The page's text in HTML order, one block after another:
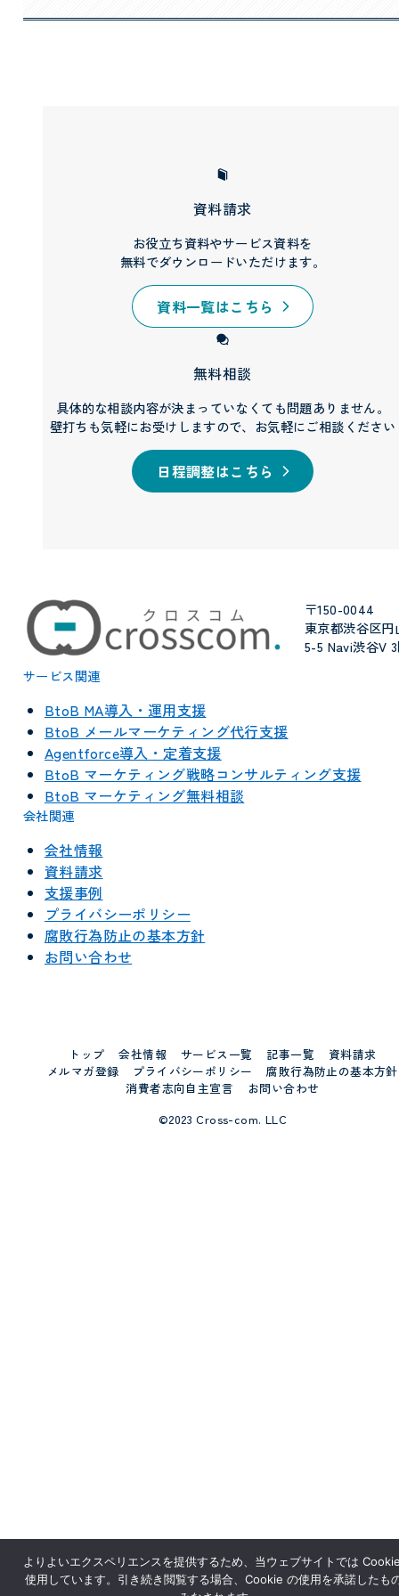
資料請求
お役立ち資料やサービス資料を
無料でダウンロードいただけます。
資料一覧はこちら
無料相談
具体的な相談内容が決まっていなくても問題ありません。
壁打ちも気軽にお受けしますので、お気軽にご相談ください
日程調整はこちら
〒150-0044
東京都渋谷区円
5-5 Navi渋谷V
サービス関連
BtoB MA導入・運用支援
BtoB メールマーケティング代行支援
Agentforce導入・定着支援
BtoB マーケティング戦略コンサルティング支援
BtoB マーケティング無料相談
会社関連
会社情報
資料請求
支援事例
プライバシーポリシー
腐敗行為防止の基本方針
お問い合わせ
トップ 会社情報 サービス一覧 記事一覧
資料請求
メルマガ登録
プライバシーポリシー
腐敗行為防止の基本方針
消費者志向自主宣言
お問い合わせ
©2023 Cross-com. LLC
よりよいエクスペリエンスを提供するため、当ウェブサイトでは
使用しています。引き続き閲覧する場合、Cookie の使用を承諾したも